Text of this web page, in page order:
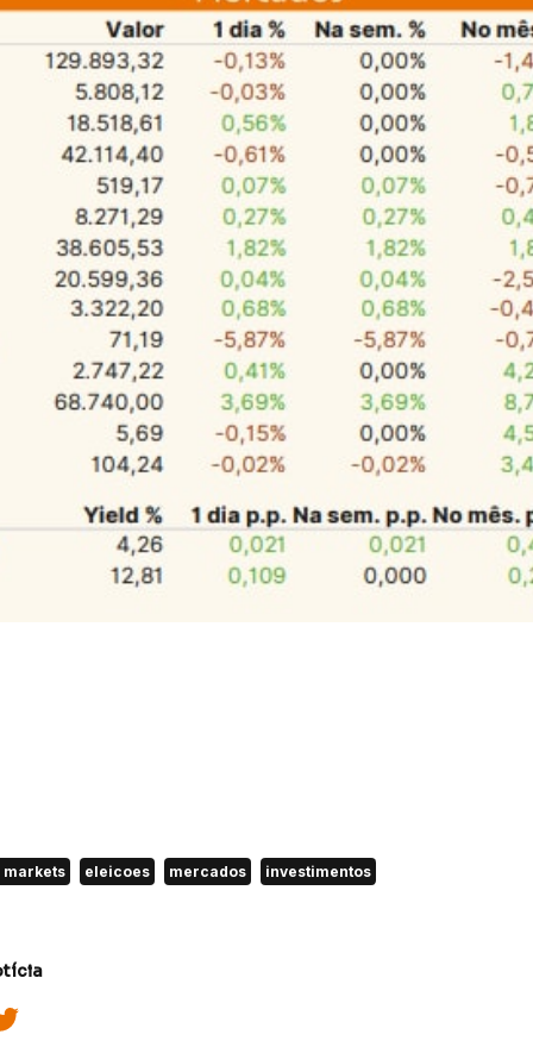
eleicoes mercados investimentos